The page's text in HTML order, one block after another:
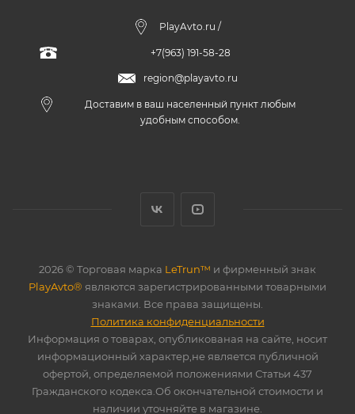
PlayAvto.ru /
+7(963) 191-58-28
region@playavto.ru
Доставим в ваш населенный пункт любым
удобным способом.
2026 © Торговая марка LeTrun™ и фирменный знак
PlayAvto® являются зарегистрированными товарными
знаками. Все права защищены.
Политика конфиденциальности
Информация о товарах, опубликованая на сайте, носит
информационный характер,не является публичной
офертой, определяемой положениями Статьи 437
Гражданского кодекса.Об окончательной стоимости и
наличии уточняйте в магазине.